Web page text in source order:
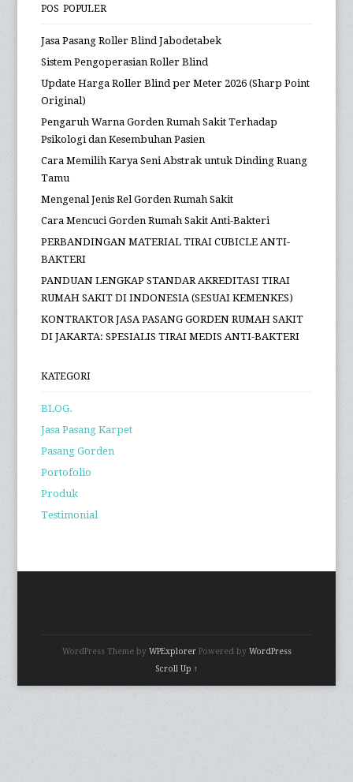
POS POPULER
Jasa Pasang Roller Blind Jabodetabek
Sistem Pengoperasian Roller Blind
Update Harga Roller Blind per Meter 2026 (Sharp Point
Original)
Pengaruh Warna Gorden Rumah Sakit Terhadap
Psikologi dan Kesembuhan Pasien
Cara Memilih Karya Seni Abstrak untuk Dinding Ruang
Tamu
Mengenal Jenis Rel Gorden Rumah Sakit
Cara Mencuci Gorden Rumah Sakit Anti-Bakteri
PERBANDINGAN MATERIAL TIRAI CUBICLE ANTI-
BAKTERI
PANDUAN LENGKAP STANDAR AKREDITASI TIRAI
RUMAH SAKIT DI INDONESIA (SESUAI KEMENKES)
KONTRAKTOR JASA PASANG GORDEN RUMAH SAKIT
DI JAKARTA: SPESIALIS TIRAI MEDIS ANTI-BAKTERI
KATEGORI
BLOG.
Jasa Pasang Karpet
Pasang Gorden
Portofolio
Produk
Testimonial
WordPress Theme by WPExplorerPowered by WordPress
Scroll Up ↑